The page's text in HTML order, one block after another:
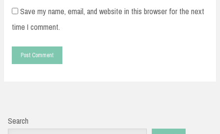
Save my name, email, and website in this browser for the next
time I comment.
Search